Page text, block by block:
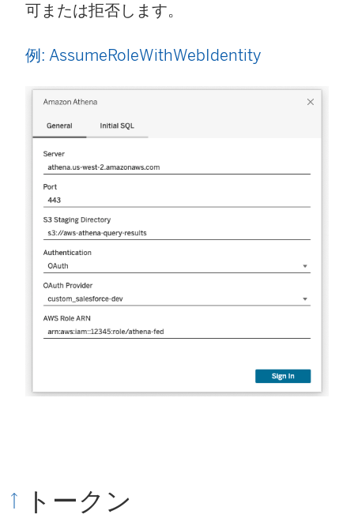
可または拒否します。
例: AssumeRoleWithWebIdentity
トークン